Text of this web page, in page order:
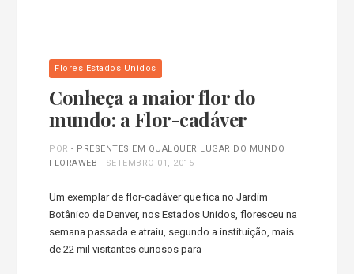
Flores Estados Unidos
Conheça a maior flor do
mundo: a Flor-cadáver
POR- PRESENTES EM QUALQUER LUGAR DO MUNDO
FLORAWEB - SETEMBRO 01, 2015
Um exemplar de flor-cadáver que fica no Jardim
Botânico de Denver, nos Estados Unidos, floresceu na
semana passada e atraiu, segundo a instituição, mais
de 22 mil visitantes curiosos para